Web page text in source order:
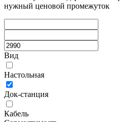
нужный ценовой промежуток
Вид
Настольная
Док-станция
Кабель